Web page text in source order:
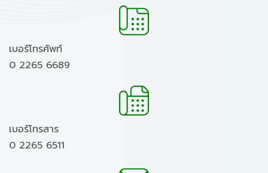
เบอร์โทรศัพท์
0 2265 6689
เบอร์โทรสาร
0 2265 6511